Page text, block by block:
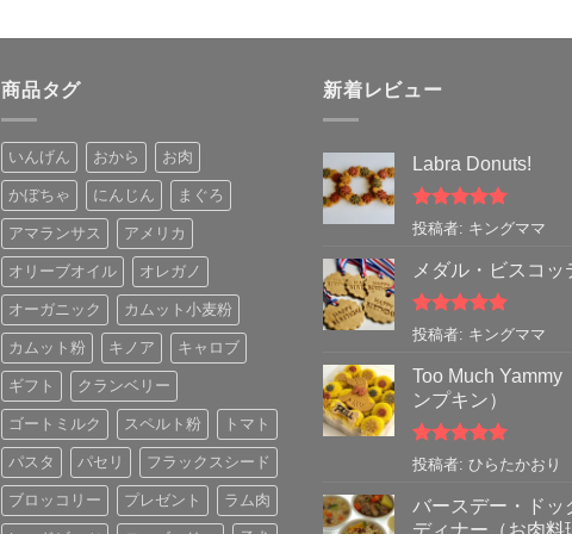
商品タグ
いんげん おから お肉
かぼちゃ にんじん まぐろ
アマランサス アメリカ
オリーブオイル オレガノ
オーガニック カムット小麦粉
カムット粉 キノア キャロブ
ギフト クランベリー
ゴートミルク スペルト粉 トマト
パスタ パセリ フラックスシード
ブロッコリー プレゼント ラム肉
新着レビュー
Labra Donuts!
5段階中5の
投稿者: キングママ
メダル・ビスコッ
5段階中5の
投稿者: キングママ
Too Much Yammy
ンプキン）
5段階中5の
投稿者: ひらたかおり
バースデー・ドッ
ディナー（お肉料